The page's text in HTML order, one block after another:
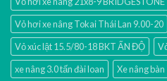
Vỏ hơi xe nâng Tokai Thái Lan 9.00-20
Vỏ xúc lật 15.5/80-18 BKT ẤN ĐỘ
xe nâng 3.0 tấn đài loan
Xe nâng